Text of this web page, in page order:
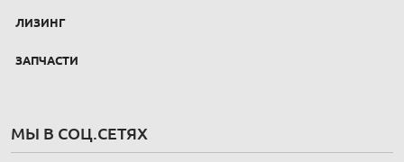
ЛИЗИНГ
ЗАПЧАСТИ
МЫ В СОЦ.СЕТЯХ